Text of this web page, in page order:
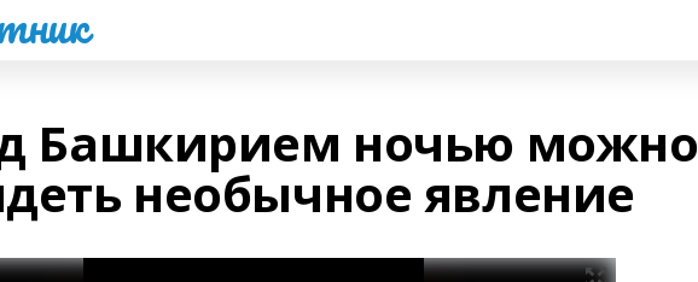
Башкирием ночью можно
необычное явление